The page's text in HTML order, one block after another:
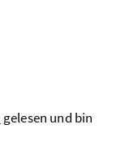
gelesen und bin